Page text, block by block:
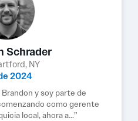
Schrader
NY
2024
y soy parte de
como gerente
local, ahora a...”